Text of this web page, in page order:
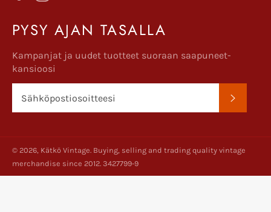
PYSY AJAN TASALLA
Kampanjat ja uudet tuotteet suoraan saapuneet-
kansioosi
© 2026, Kätkö Vintage. Buying, selling and trading quality vintage
merchandise since 2012. 3427799-9